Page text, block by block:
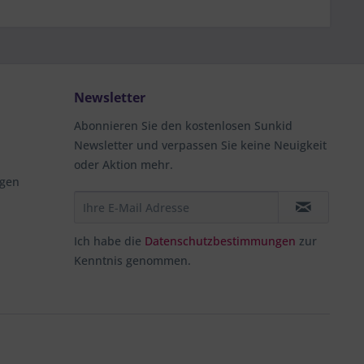
Newsletter
Abonnieren Sie den kostenlosen Sunkid
Newsletter und verpassen Sie keine Neuigkeit
oder Aktion mehr.
Ich habe die Datenschutzbestimmungen zur
Kenntnis genommen.